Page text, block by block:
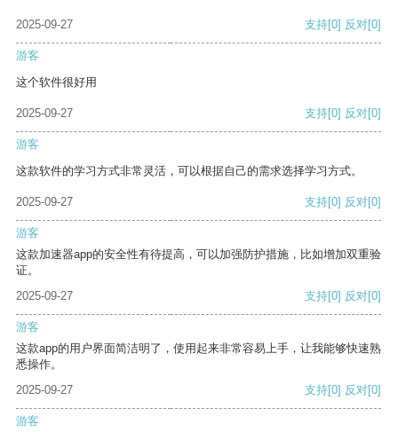
2025-09-27 支持[0] 反对[0]
游客
这个软件很好用
2025-09-27 支持[0] 反对[0]
游客
这款软件的学习方式非常灵活，可以根据自己的需求选择学习方式。
2025-09-27 支持[0] 反对[0]
游客
这款加速器app的安全性有待提高，可以加强防护措施，比如增加双重验
证。
2025-09-27
支持[0] 反对[0]
游客
这款app的用户界面简洁明了，使用起来非常容易上手，让我能够快速熟
悉操作。
2025-09-27
支持[0] 反对[0]
游客